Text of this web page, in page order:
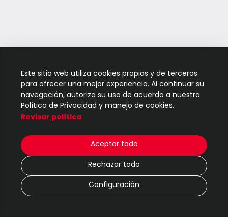
Este sitio web utiliza cookies propias y de terceros
para ofrecer una mejor experiencia. Al continuar su
navegación, autoriza su uso de acuerdo a nuestra
Política de Privacidad y manejo de cookies.
Revisar política
Aceptar todo
Rechazar todo
Configuración